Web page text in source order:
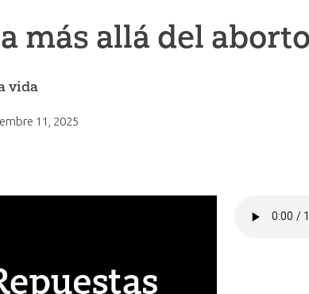
más allá del
vida
11, 2025